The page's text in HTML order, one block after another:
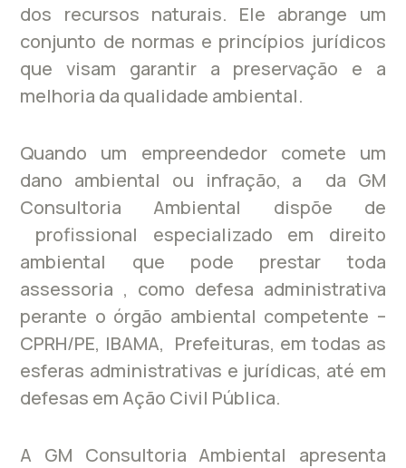
dos recursos naturais. Ele abrange um
conjunto de normas e princípios jurídicos
que visam garantir a preservação e a
melhoria da qualidade ambiental.
Quando um empreendedor comete um
dano ambiental ou infração, a da GM
Consultoria Ambiental dispõe de
profissional especializado em direito
ambiental que pode prestar toda
assessoria , como defesa administrativa
perante o órgão ambiental competente –
CPRH/PE, IBAMA, Prefeituras, em todas as
esferas administrativas e jurídicas, até em
defesas em Ação Civil Pública.
A GM Consultoria Ambiental apresenta